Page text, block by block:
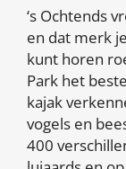
‘s Ochtends
en dat merk
kunt horen
Park het
kajak
vogels en
400